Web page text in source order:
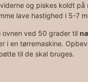
og piskes koldt på
lave hastighed i 5-7
ovnen ved 50 grader til
i en tørremaskine.
til de skal bruges.